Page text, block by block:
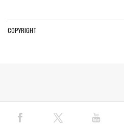
COPYRIGHT
© COPYRIGHT PAP 2026